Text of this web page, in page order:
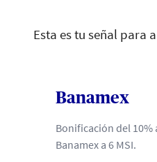
Esta es tu señal para
Banamex
Bonificación del 10%
Banamex a 6 MSI.